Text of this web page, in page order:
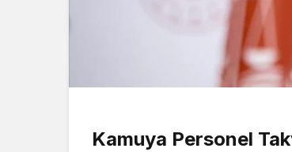
Kamuya Personel